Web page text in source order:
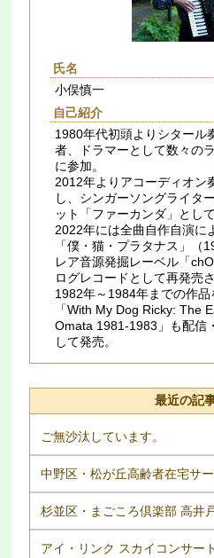
氏名
小俣慎一
自己紹介
1980年代初頭よりシタール
者、ドラマーとして数々の
に参加。
2012年よりアコーディオン
し、シンガーソングライタ
ット「ファーカンダ」とし
2022年には全曲自作自演に
「僕・猫・プラタナス」（
レア音源発掘レーベル「
ログレコードとして再発売
1982年～1984年までの作
「With My Dog Ricky: The
Omata 1981​-​1983」も配信
して発売。
最近の記
ご無沙汰しています。
中野区・松が丘高齢者在宅サ
杉並区・まごころ倶楽部 高井
アイ・リンク スカイコンサート